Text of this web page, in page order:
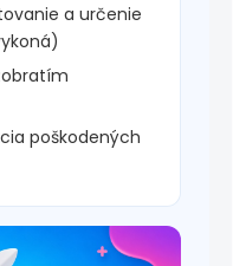
a určenie
poškodených